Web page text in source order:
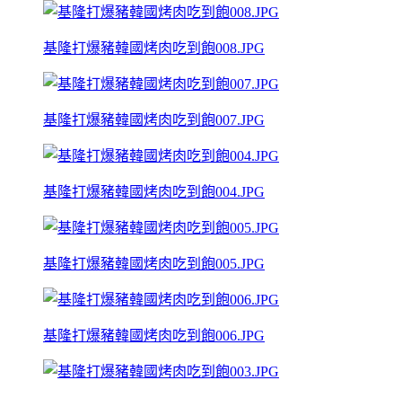
基隆打爆豬韓國烤肉吃到飽008.JPG
基隆打爆豬韓國烤肉吃到飽007.JPG
基隆打爆豬韓國烤肉吃到飽004.JPG
基隆打爆豬韓國烤肉吃到飽005.JPG
基隆打爆豬韓國烤肉吃到飽006.JPG